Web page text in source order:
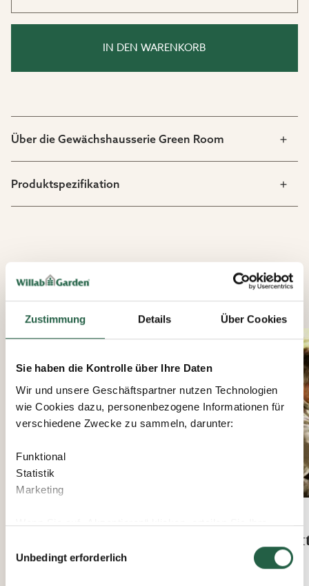
Zustimmung Details Über Cookies
Sie haben die Kontrolle über Ihre Daten
Wir und unsere Geschäftspartner nutzen Technologien
wie Cookies dazu, personenbezogene Informationen für
verschiedene Zwecke zu sammeln, darunter:
Funktional
Statistik
Marketing
Wenn Sie auf „Akzeptieren“ klicken, erteilen Sie Ihre
entscheiden, welchen Zwecken Sie zustimmen, indem
Sie das Kästchen neben dem Zweck anklicken und auf
Unbedingt erforderlich
IN DEN WARENKORB
Über die Gewächshausserie Green Room
Produktspezifikation
Green Room
Green Room
Ab